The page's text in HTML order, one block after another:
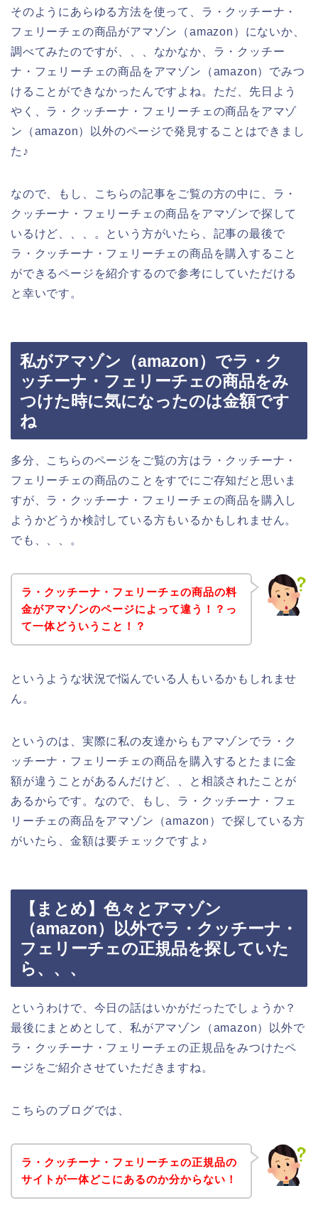
そのようにあらゆる方法を使って、ラ・クッチーナ・
フェリーチェの商品がアマゾン（amazon）にないか、
調べてみたのですが、、、なかなか、ラ・クッチー
ナ・フェリーチェの商品をアマゾン（amazon）でみつ
けることができなかったんですよね。ただ、先日よう
やく、ラ・クッチーナ・フェリーチェの商品をアマゾ
ン（amazon）以外のページで発見することはできまし
た♪
なので、もし、こちらの記事をご覧の方の中に、ラ・
クッチーナ・フェリーチェの商品をアマゾンで探して
いるけど、、、。という方がいたら、記事の最後で
ラ・クッチーナ・フェリーチェの商品を購入すること
ができるページを紹介するので参考にしていただける
と幸いです。
私がアマゾン（amazon）でラ・ク
ッチーナ・フェリーチェの商品をみ
つけた時に気になったのは金額です
ね
多分、こちらのページをご覧の方はラ・クッチーナ・
フェリーチェの商品のことをすでにご存知だと思いま
すが、ラ・クッチーナ・フェリーチェの商品を購入し
ようかどうか検討している方もいるかもしれません。
でも、、、。
ラ・クッチーナ・フェリーチェの商品の料
金がアマゾンのページによって違う！？っ
て一体どういうこと！？
というような状況で悩んでいる人もいるかもしれませ
ん。
というのは、実際に私の友達からもアマゾンでラ・ク
ッチーナ・フェリーチェの商品を購入するとたまに金
額が違うことがあるんだけど、、と相談されたことが
あるからです。なので、もし、ラ・クッチーナ・フェ
リーチェの商品をアマゾン（amazon）で探している方
がいたら、金額は要チェックですよ♪
【まとめ】色々とアマゾン
（amazon）以外でラ・クッチーナ・
フェリーチェの正規品を探していた
ら、、、
というわけで、今日の話はいかがだったでしょうか？
最後にまとめとして、私がアマゾン（amazon）以外で
ラ・クッチーナ・フェリーチェの正規品をみつけたペ
ージをご紹介させていただきますね。
こちらのブログでは、
ラ・クッチーナ・フェリーチェの正規品の
サイトが一体どこにあるのか分からない！